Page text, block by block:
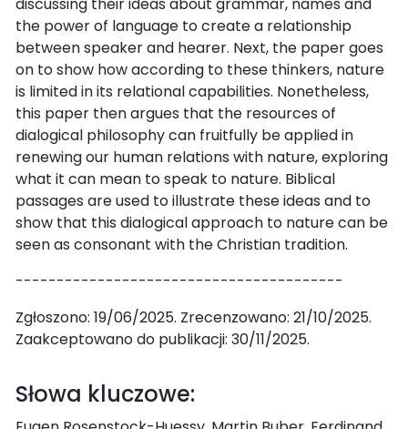
the power of language to create a relationship
between speaker and hearer. Next, the paper goes
on to show how according to these thinkers, nature
is limited in its relational capabilities. Nonetheless,
this paper then argues that the resources of
dialogical philosophy can fruitfully be applied in
renewing our human relations with nature, exploring
what it can mean to speak to nature. Biblical
passages are used to illustrate these ideas and to
show that this dialogical approach to nature can be
seen as consonant with the Christian tradition.
----------------------------------------
Zgłoszono: 19/06/2025. Zrecenzowano: 21/10/2025.
Zaakceptowano do publikacji: 30/11/2025.
Słowa kluczowe: